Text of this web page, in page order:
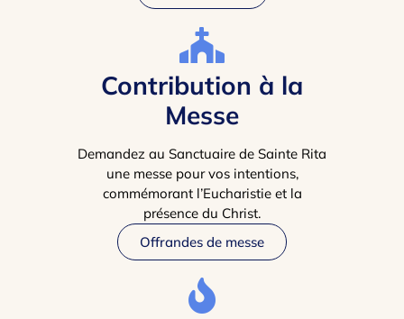
Contribution à la
Messe
Demandez au Sanctuaire de Sainte Rita
une messe pour vos intentions,
commémorant l’Eucharistie et la
présence du Christ.
Offrandes de messe